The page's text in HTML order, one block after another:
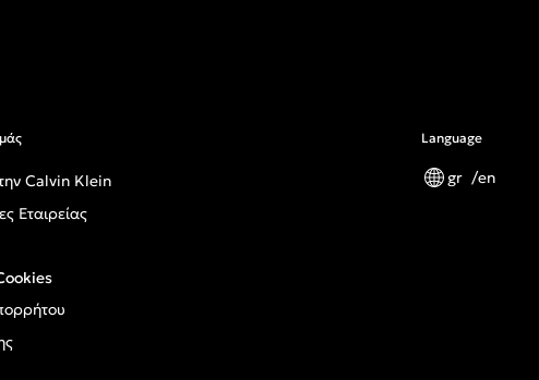
Calvin Klein
Εταιρείας
Language
gr en